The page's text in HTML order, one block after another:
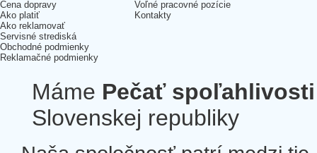
Cena dopravy
Ako platiť
Ako reklamovať
Servisné strediská
Obchodné podmienky
Reklamačné podmienky
Voľné pracovné pozície
Kontakty
Máme Pečať spoľahlivosti
Slovenskej republiky